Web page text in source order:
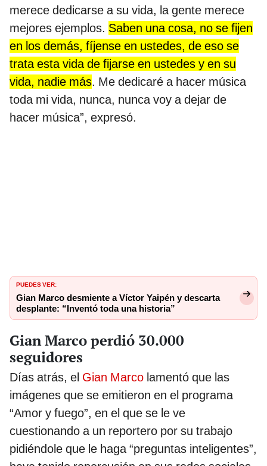
merece dedicarse a su vida, la gente merece
mejores ejemplos. Saben una cosa, no se fijen
en los demás, fíjense en ustedes, de eso se
trata esta vida de fijarse en ustedes y en su
vida, nadie más. Me dedicaré a hacer música
toda mi vida, nunca, nunca voy a dejar de
hacer música”, expresó.
PUEDES VER:
Gian Marco desmiente a Víctor Yaipén y descarta
desplante: “Inventó toda una historia”
Gian Marco perdió 30.000
seguidores
Días atrás, el Gian Marco lamentó que las
imágenes que se emitieron en el programa
“Amor y fuego”, en el que se le ve
cuestionando a un reportero por su trabajo
pidiéndole que le haga “preguntas inteligentes”,